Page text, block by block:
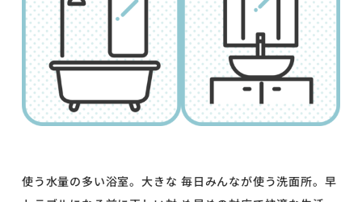
使う水量の多い浴室。大きな 毎日みんなが使う洗面所。早